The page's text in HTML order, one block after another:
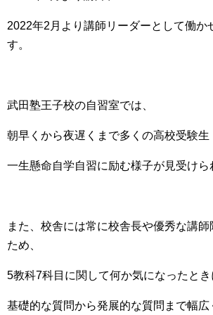
2022年2月より講師リーダーとして働か
す。
武田塾王子校の自習室では、
朝早くから夜遅くまで多くの高校受験
一生懸命自学自習に励む様子が見受けら
また、校舎には常に校舎長や優秀な講
ため、
5教科7科目に関して何か気になったとき
基礎的な質問から発展的な質問まで幅